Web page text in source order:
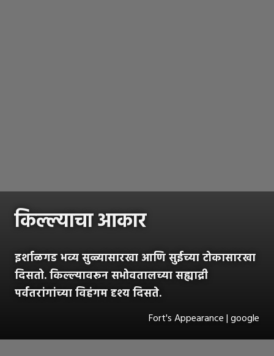
किल्ल्याचा आकार
इर्शाळगड भव्य सुळ्यासारखा आणि सुईच्या टोकासारखा
दिसतो. किल्ल्यावरून सभोवतालच्या सह्याद्री
पर्वतरांगांच्या विहंगम दृश्य दिसते.
Fort's Appearance | google